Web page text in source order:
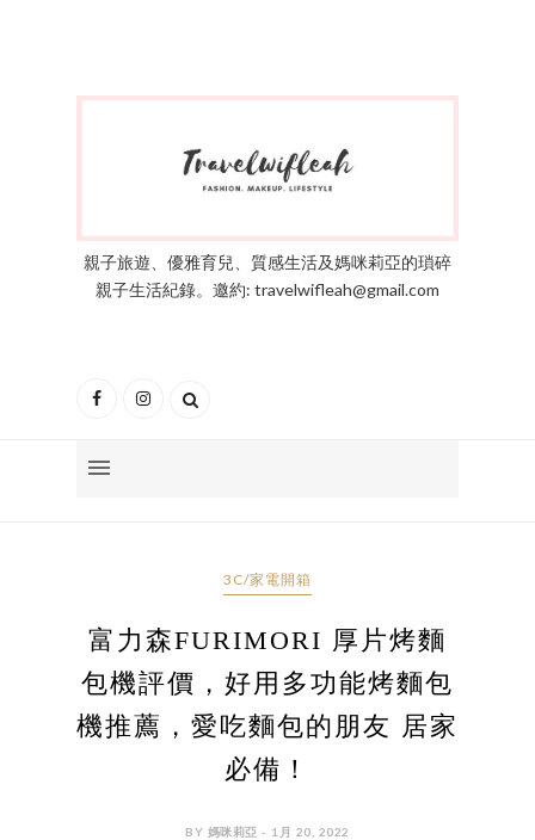
親子旅遊、優雅育兒、質感生活及媽咪莉亞的瑣碎
親子生活紀錄。邀約: travelwifleah@gmail.com
3C/家電開箱
富力森FURIMORI 厚片烤麵
包機評價，好用多功能烤麵包
機推薦，愛吃麵包的朋友 居家
必備！
BY 媽咪莉亞 - 1月 20, 2022